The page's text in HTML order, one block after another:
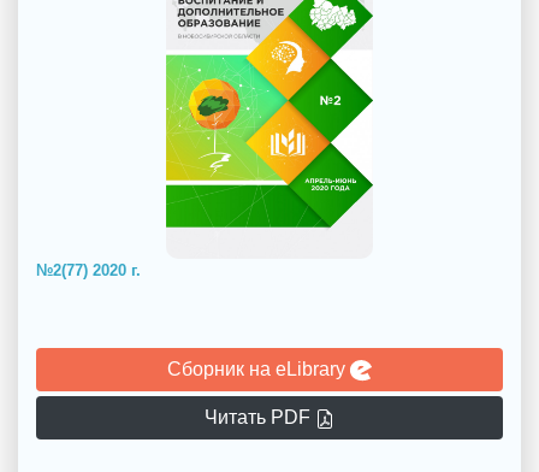
№2(77) 2020 г.
Сборник на eLibrary
Читать PDF